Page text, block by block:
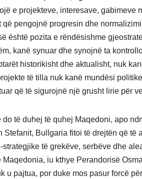
e projekteve, interesave, gabimeve
pengojnë progresin dhe
është pozita e rëndësishme
kanë synuar dhe synojnë ta
historikisht dhe aktualisht, nuk
të tilla nuk kanë mundësi
që të sigurojnë një grusht lirie për
do të duhej të quhej Maqedoni, apo
Stefanit, Bullgaria fitoi të drejtën që
të grekëve, serbëve dhe
iu kthye Perandorisë
u pajtua, por duke mos pasur forcë